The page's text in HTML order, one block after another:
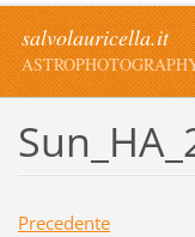
salvolauricella.it
Precedente